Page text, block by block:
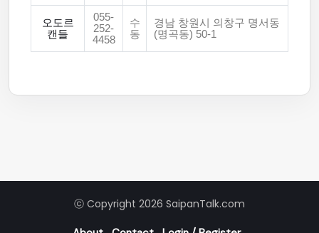
오도르
캔들
055-
252-
4458
수
동
경남 창원시 의창구 명서동
(명곡동) 50-1
ⓒ Copyright 2026 SaipanTalk.com